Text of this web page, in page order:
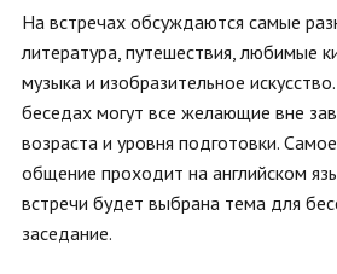
На встречах обсуждаются самые
литература, путешествия, любимые
музыка и изобразительное
беседах могут все желающие вне
возраста и уровня подготовки.
общение проходит на английском
встречи будет выбрана тема для
заседание.